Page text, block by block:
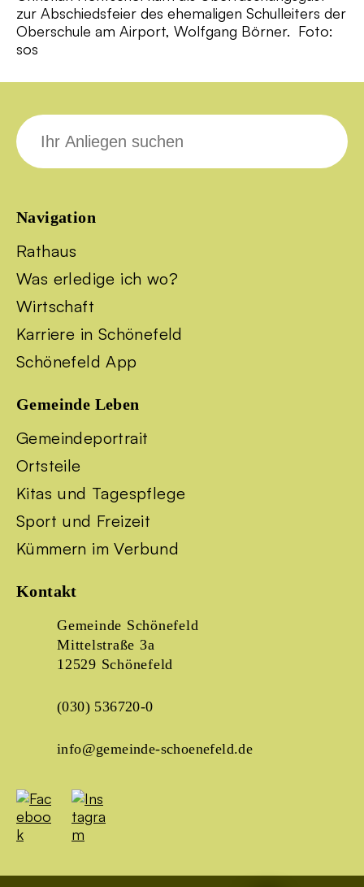
zur Abschiedsfeier des ehemaligen Schulleiters der
Oberschule am Airport, Wolfgang Börner. Foto:
sos
Navigation
Rathaus
Was erledige ich wo?
Wirtschaft
Karriere in Schönefeld
Schönefeld App
Gemeinde Leben
Gemeindeportrait
Ortsteile
Kitas und Tagespflege
Sport und Freizeit
Kümmern im Verbund
Kontakt
Gemeinde Schönefeld
Mittelstraße 3a
12529 Schönefeld
(030) 536720-0
info@gemeinde-schoenefeld.de
Suche
nach: